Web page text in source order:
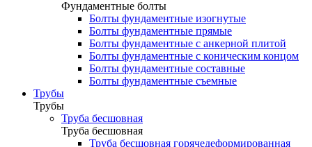
Фундаментные болты
Болты фундаментные изогнутые
Болты фундаментные прямые
Болты фундаментные с анкерной плитой
Болты фундаментные с коническим концом
Болты фундаментные составные
Болты фундаментные съемные
Трубы
Трубы
Труба бесшовная
Труба бесшовная
Труба бесшовная горячедеформированная